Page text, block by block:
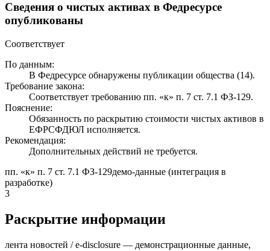
Сведения о чистых активах в Федресурсе
опубликованы
Соответствует
По данным:
В Федресурсе обнаружены публикации общества (14).
Требование закона:
Соответствует требованию пп. «к» п. 7 ст. 7.1 ФЗ-129.
Пояснение:
Обязанность по раскрытию стоимости чистых активов в
ЕФРСФДЮЛ исполняется.
Рекомендация:
Дополнительных действий не требуется.
пп. «к» п. 7 ст. 7.1 ФЗ-129демо-данные (интеграция в
разработке)
3
Раскрытие информации
лента новостей / e-disclosure — демонстрационные данные,